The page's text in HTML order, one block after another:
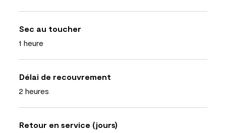
Sec au toucher
1 heure
Délai de recouvrement
2 heures
Retour en service (jours)